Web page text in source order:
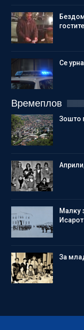
Се
Времеплов
Зошто
Малку
Исарот
Зa